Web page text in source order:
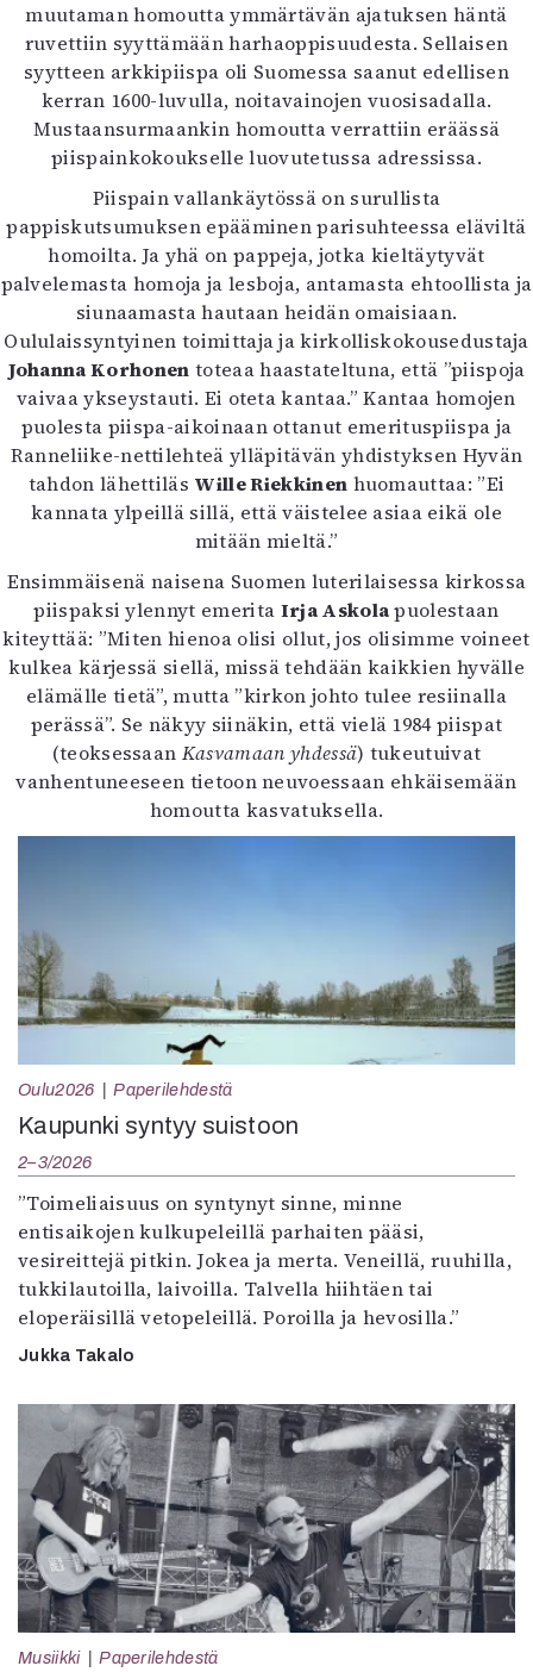
muutaman homoutta ymmärtävän ajatuksen häntä
ruvettiin syyttämään harhaoppisuudesta. Sellaisen
syytteen arkkipiispa oli Suomessa saanut edellisen
kerran 1600-luvulla, noitavainojen vuosisadalla.
Mustaansurmaankin homoutta verrattiin eräässä
piispainkokoukselle luovutetussa adressissa.
Piispain vallankäytössä on surullista
pappiskutsumuksen epääminen parisuhteessa eläviltä
homoilta. Ja yhä on pappeja, jotka kieltäytyvät
palvelemasta homoja ja lesboja, antamasta ehtoollista ja
siunaamasta hautaan heidän omaisiaan.
Oululaissyntyinen toimittaja ja kirkolliskokousedustaja
Johanna Korhonen toteaa haastateltuna, että ”piispoja
vaivaa ykseystauti. Ei oteta kantaa.” Kantaa homojen
puolesta piispa-aikoinaan ottanut emerituspiispa ja
Ranneliike-nettilehteä ylläpitävän yhdistyksen Hyvän
tahdon lähettiläs Wille Riekkinen huomauttaa: ”Ei
kannata ylpeillä sillä, että väistelee asiaa eikä ole
mitään mieltä.”
Ensimmäisenä naisena Suomen luterilaisessa kirkossa
piispaksi ylennyt emerita Irja Askolapuolestaan
kiteyttää: ”Miten hienoa olisi ollut, jos olisimme voineet
kulkea kärjessä siellä, missä tehdään kaikkien hyvälle
elämälle tietä”, mutta ”kirkon johto tulee resiinalla
perässä”. Se näkyy siinäkin, että vielä 1984 piispat
(teoksessaan Kasvamaan yhdessä) tukeutuivat
vanhentuneeseen tietoon neuvoessaan ehkäisemään
homoutta kasvatuksella.
Oulu2026 Paperilehdestä
Kaupunki syntyy suistoon
2–3/2026
”Toimeliaisuus on syntynyt sinne, minne
entisaikojen kulkupeleillä parhaiten pääsi,
vesireittejä pitkin. Jokea ja merta. Veneillä, ruuhilla,
tukkilautoilla, laivoilla. Talvella hiihtäen tai
eloperäisillä vetopeleillä. Poroilla ja hevosilla.”
Jukka Takalo
Musiikki Paperilehdestä